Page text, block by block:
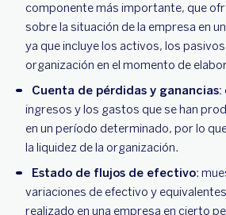
componente más importante, que
sobre la situación de la empresa en
ya que incluye los activos, los
organización en el momento de
Cuenta de pérdidas y ganancias:
ingresos y los gastos que se han
en un período determinado, por lo
la liquidez de la organización.
Estado de flujos de efectivo:
variaciones de efectivo y
realizado en una empresa en cierto